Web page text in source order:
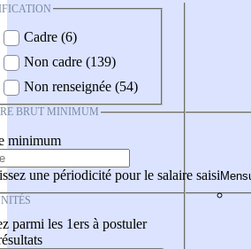
Cadre (6)
Non cadre (139)
Non renseignée (54)
BRUT MINIMUM
minimum
une périodicité pour le salaire saisi
parmi les 1ers à postuler